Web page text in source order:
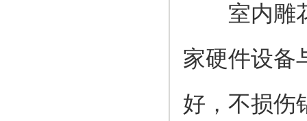
室内雕花
家硬件设备
好，不损伤